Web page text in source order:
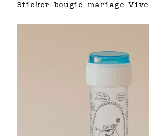
Sticker bougie mariage